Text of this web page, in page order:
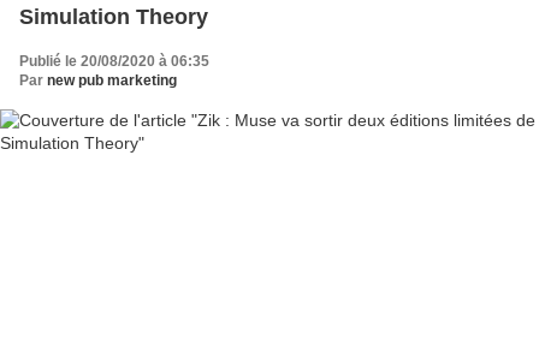
Simulation Theory
Publié le 20/08/2020 à 06:35
Par new pub marketing